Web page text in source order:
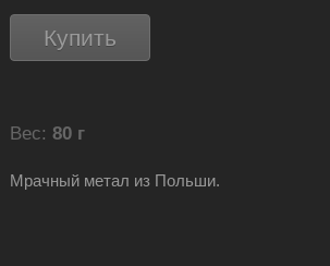
Купить
Вес: 80 г
Мрачный метал из Польши.